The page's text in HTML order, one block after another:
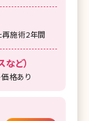
再施術2年間
ど）
格あり